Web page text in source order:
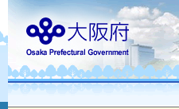
大阪府
（法人番号 4000020270008）